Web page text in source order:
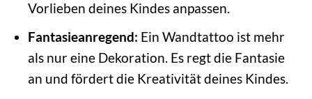
Vorlieben deines Kindes anpassen.
Fantasieanregend: Ein Wandtattoo ist mehr
als nur eine Dekoration. Es regt die Fantasie
an und fördert die Kreativität deines Kindes.